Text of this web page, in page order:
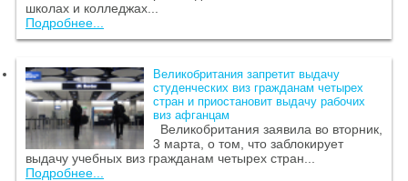
школах и колледжах...
Подробнее...
Великобритания запретит выдачу
студенческих виз гражданам четырех
стран и приостановит выдачу рабочих
виз афганцам
Великобритания заявила во вторник,
3 марта, о том, что заблокирует
выдачу учебных виз гражданам четырех стран...
Подробнее...